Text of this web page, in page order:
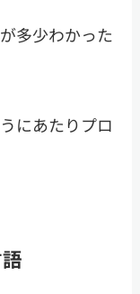
多少わかった
にあたりプロ